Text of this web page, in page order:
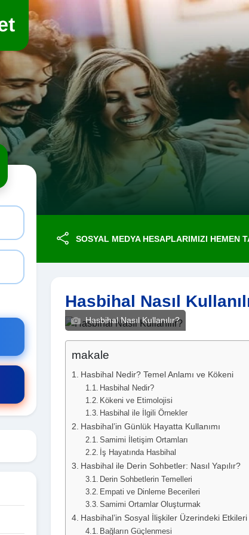
SOSYAL MEDYA HESAPLARIMIZI HEMEN
Hasbihal Nasıl
Hasbihal Nasıl Kullanılır?
makale
Hasbihal Nedir? Temel Anlamı ve Kökeni
Hasbihal Nedir?
Kökeni ve Etimolojisi
Hasbihal ile İlgili Örnekler
Hasbihal’in Günlük Hayatta Kullanımı
Samimi İletişim Ortamları
İş Hayatında Hasbihal
Hasbihal ile Derin Sohbetler: Nasıl Yapılır?
Derin Sohbetlerin Temelleri
Empati ve Dinleme Becerileri
Samimi Ortamlar Oluşturmak
Hasbihal’in Sosyal İlişkiler Üzerindeki Etkileri
Bağların Güçlenmesi